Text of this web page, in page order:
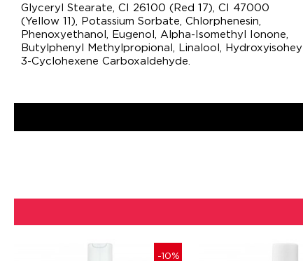
Glyceryl Stearate, CI 26100 (Red 17), CI 47000
(Yellow 11), Potassium Sorbate, Chlorphenesin,
Phenoxyethanol, Eugenol, Alpha-Isomethyl Ionone,
Butylphenyl Methylpropional, Linalool, Hydroxyisoheyl
3-Cyclohexene Carboxaldehyde.
-10%